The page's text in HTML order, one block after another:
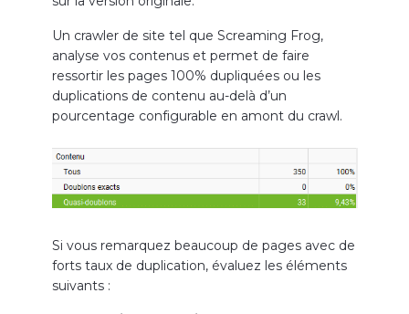
Un crawler de site tel que Screaming Frog,
analyse vos contenus et permet de faire
ressortir les pages 100% dupliquées ou les
duplications de contenu au-delà d’un
pourcentage configurable en amont du crawl.
Si vous remarquez beaucoup de pages avec de
forts taux de duplication, évaluez les éléments
suivants :